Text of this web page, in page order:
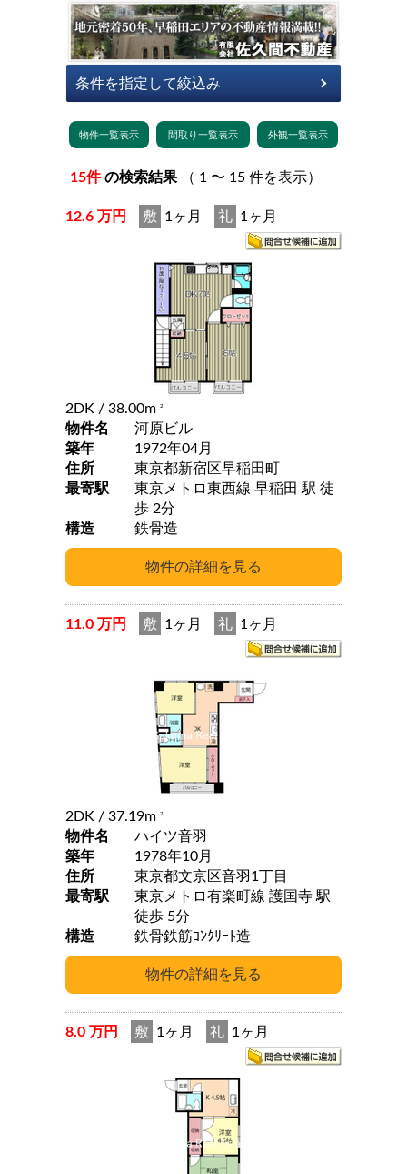
15件 の検索結果 （ 1 〜 15 件を表示）
12.6 万円 敷 1ヶ月 礼 1ヶ月
2DK / 38.00m 2
物件名
河原ビル
築年
1972年04月
住所
東京都新宿区早稲田町
最寄駅
東京メトロ東西線 早稲田 駅 徒
歩 2分
構造
鉄骨造
11.0 万円 敷 1ヶ月 礼 1ヶ月
2DK / 37.19m 2
物件名
ハイツ音羽
築年
1978年10月
住所
東京都文京区音羽1丁目
最寄駅
東京メトロ有楽町線 護国寺 駅
徒歩 5分
構造
鉄骨鉄筋ｺﾝｸﾘｰﾄ造
8.0 万円 敷 1ヶ月 礼 1ヶ月